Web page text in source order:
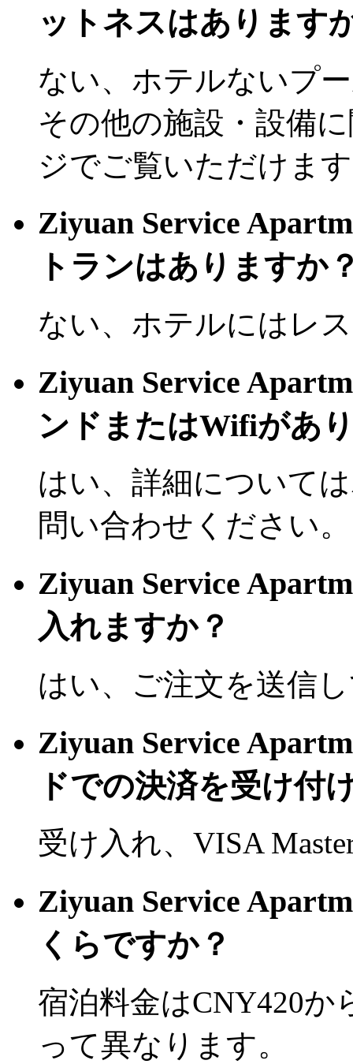
ットネスはあります
ない、ホテルないプ
その他の施設・設備
ジでご覧いただけま
Ziyuan Service
トランはありますか
ない、ホテルにはレ
Ziyuan Service
ンドまたはWifiがあ
はい、詳細について
問い合わせください。
Ziyuan Service
入れますか？
はい、ご注文を送信
Ziyuan Service
ドでの決済を受け付
受け入れ、VISA
Ziyuan Service
くらですか？
宿泊料金はCNY420
って異なります。